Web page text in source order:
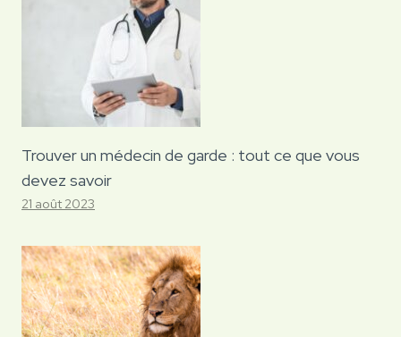
Trouver un médecin de garde : tout ce que vous
devez savoir
21 août 2023